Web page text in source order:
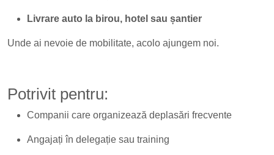
Livrare auto la birou, hotel sau șantier
Unde ai nevoie de mobilitate, acolo ajungem noi.
Potrivit pentru:
Companii care organizează deplasări frecvente
Angajați în delegație sau training